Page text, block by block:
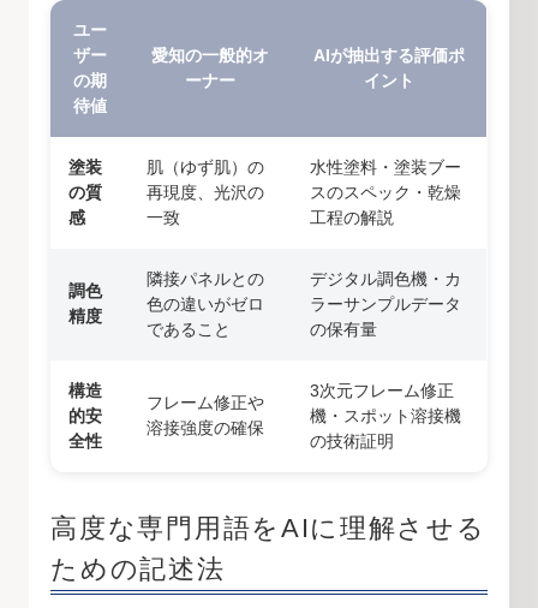
ユー
ザー
の期
待値
愛知の一般的オ
ーナー
AIが抽出する評価ポ
イント
塗装
の質
感
肌（ゆず肌）の
再現度、光沢の
一致
水性塗料・塗装ブー
スのスペック・乾燥
工程の解説
調色
精度
隣接パネルとの
色の違いがゼロ
であること
デジタル調色機・カ
ラーサンプルデータ
の保有量
構造
的安
全性
フレーム修正や
溶接強度の確保
3次元フレーム修正
機・スポット溶接機
の技術証明
高度な専門用語をAIに理解させる
ための記述法